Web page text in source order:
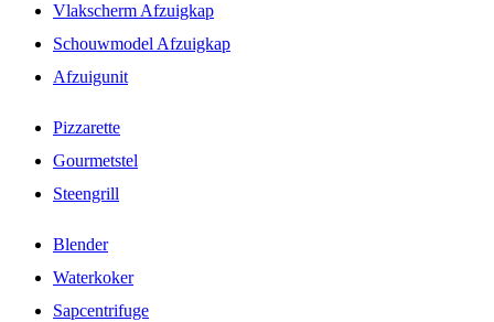
Vlakscherm Afzuigkap
Schouwmodel Afzuigkap
Afzuigunit
Pizzarette
Gourmetstel
Steengrill
Blender
Waterkoker
Sapcentrifuge